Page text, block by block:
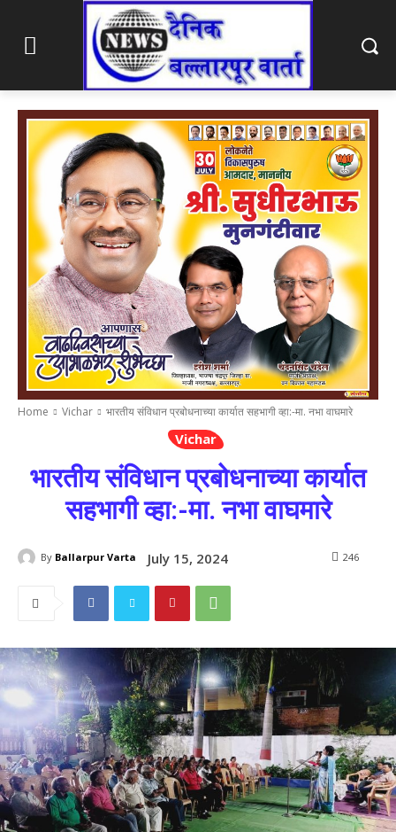
Home Vichar भारतीय संविधान प्रबोधनाच्या कार्यात सहभागी व्हा:-मा. नभा वाघमारे
Vichar
भारतीय संविधान प्रबोधनाच्या कार्यात
सहभागी व्हा:-मा. नभा वाघमारे
By Ballarpur Varta July 15, 2024 246